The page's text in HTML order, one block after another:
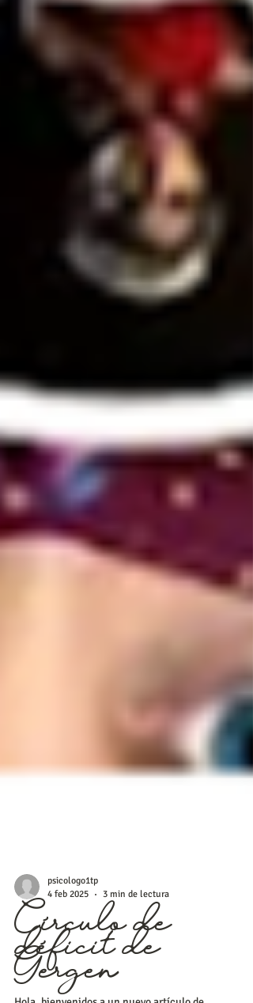
psicologo1tp
4 feb 2025
3 min de lectura
Círculo de
déficit de